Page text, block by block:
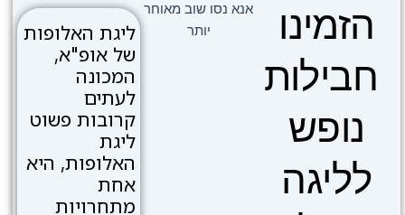
הזמינו
חבילות
נופש
לליגה
אנא נסו שוב מאוחר
יותר
ליגת האלופות
של אופ"א,
המכונה
לעתים
קרובות פשוט
ליגת
האלופות, היא
אחת
מתחרויות